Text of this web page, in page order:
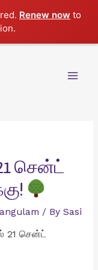
Renew now to
சென்ட்
/ By Sasi
21 சென்ட்